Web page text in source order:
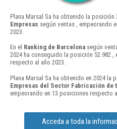
Plana Marsal Sa ha obtenido la posición
Empresas según ventas , empeorando
2023.
En el Ranking de Barcelona según
2024 ha conseguido la posición 52.982
respecto al año 2023.
Plana Marsal Sa ha obtenido en 2024 la
Empresas del Sector Fabricación de
empeorando en 13 posiciones respecto
Acceda a toda la